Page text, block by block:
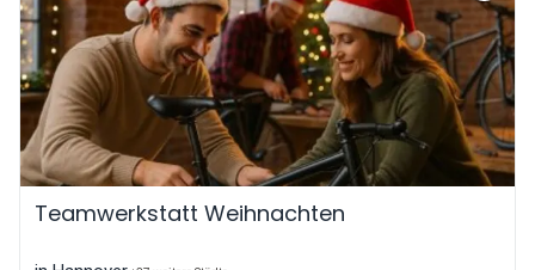
Teamwerkstatt Weihnachten